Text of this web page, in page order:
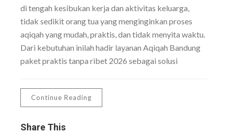
di tengah kesibukan kerja dan aktivitas keluarga,
tidak sedikit orang tua yang menginginkan proses
aqiqah yang mudah, praktis, dan tidak menyita waktu.
Dari kebutuhan inilah hadir layanan Aqiqah Bandung
paket praktis tanpa ribet 2026 sebagai solusi
Continue Reading
Share This